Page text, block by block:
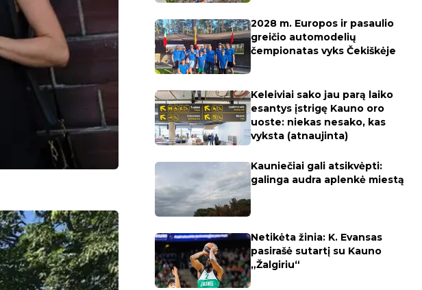
2028 m. Europos ir pasaulio
greičio automodelių
čempionatas vyks Čekiškėje
Keleiviai sako jau parą laiko
esantys įstrigę Kauno oro
uoste: niekas nesako, kas
vyksta (atnaujinta)
Kauniečiai gali atsikvėpti:
galinga audra aplenkė miestą
Netikėta žinia: K. Evansas
pasirašė sutartį su Kauno
„Žalgiriu“